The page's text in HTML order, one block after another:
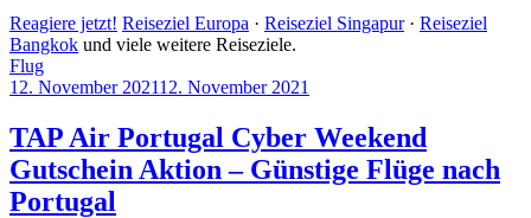
Reagiere jetzt! Reiseziel Europa · Reiseziel Singapur· Reiseziel
Bangkok und viele weitere Reiseziele.
Flug
12. November 202112. November 2021
Allan
TAP Air Portugal Cyber Weekend
Gutschein Aktion – Günstige Flüge nach
Portugal